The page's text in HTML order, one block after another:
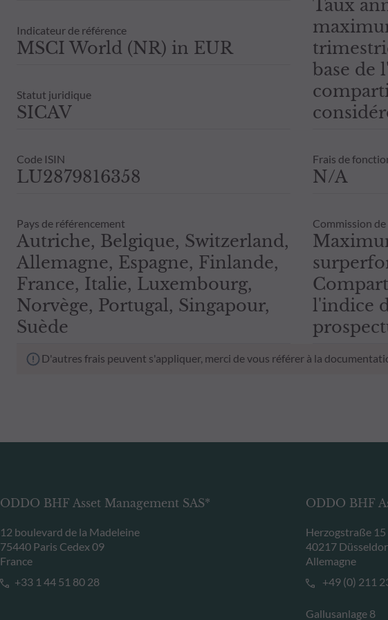
Indicateur de référence
MSCI World (NR) in EUR
Statut juridique
SICAV
Code ISIN
LU2879816358
Pays de référencement
Autriche, Belgique, Switzerland,
Allemagne, Espagne, Finlande,
France, Italie, Luxembourg,
Norvège, Portugal, Singapour,
Suède
Taux
base de
Frais de
N/A
Commission
l'indice
D'autres frais peuvent s'appliquer, merci de vous référer à la
ODDO BHF Asset Management SAS*
12 boulevard de la Madeleine
75440 Paris Cedex 09
France
+33 1 44 51 80 28
ODDO BHF
Herzogstraße 15
40217
Allemagne
+49 (0) 211
Gallusanlage 8